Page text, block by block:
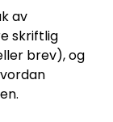
av
skriftlig
brev), og